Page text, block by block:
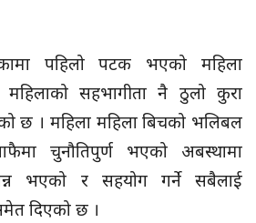
पहिलो पटक भएको महिला
महिलाको सहभागीता नै ठुलो कुरा
छ । महिला महिला बिचको भलिबल
आफैमा चुनौतिपुर्ण भएको अबस्थामा
भएको र सहयोग गर्ने सबैलाई
दिएको छ ।